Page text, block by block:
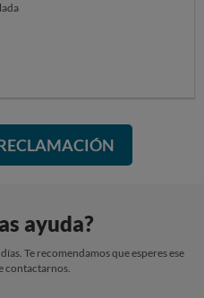
ayuda?
Te recomendamos que esperes ese
contactarnos.